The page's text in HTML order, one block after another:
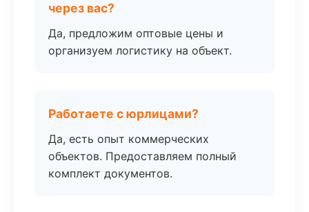
через вас?
Да, предложим оптовые цены и
организуем логистику на объект.
Работаете с юрлицами?
Да, есть опыт коммерческих
объектов. Предоставляем полный
комплект документов.